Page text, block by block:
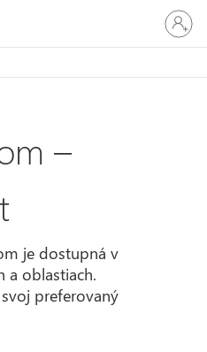
sa
k
kontu
–
je dostupná v
a oblastiach.
preferovaný